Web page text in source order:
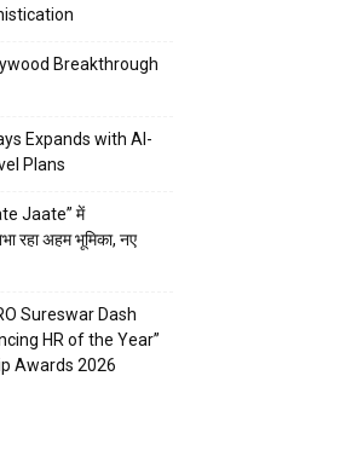
Breakthrough
Expands with AI-
Plans
Jaate” में
रहा अहम भूमिका, नए
Sureswar Dash
HR of the Year”
Awards 2026